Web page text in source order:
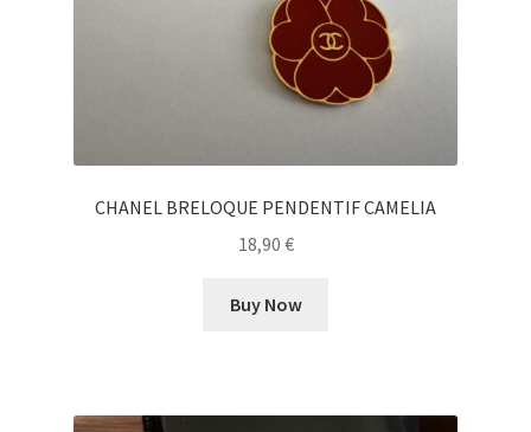
CHANEL BRELOQUE PENDENTIF CAMELIA
18,90 €
Buy Now